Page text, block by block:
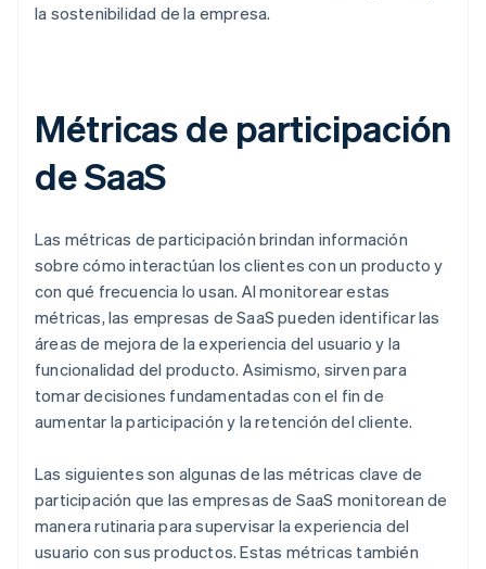
la sostenibilidad de la empresa.
Métricas de participación
de SaaS
Las métricas de participación brindan información
sobre cómo interactúan los clientes con un producto y
con qué frecuencia lo usan. Al monitorear estas
métricas, las empresas de SaaS pueden identificar las
áreas de mejora de la experiencia del usuario y la
funcionalidad del producto. Asimismo, sirven para
tomar decisiones fundamentadas con el fin de
aumentar la participación y la retención del cliente.
Las siguientes son algunas de las métricas clave de
participación que las empresas de SaaS monitorean de
manera rutinaria para supervisar la experiencia del
usuario con sus productos. Estas métricas también